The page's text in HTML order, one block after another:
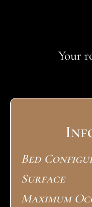
Your
Bed
Surface
Maximum